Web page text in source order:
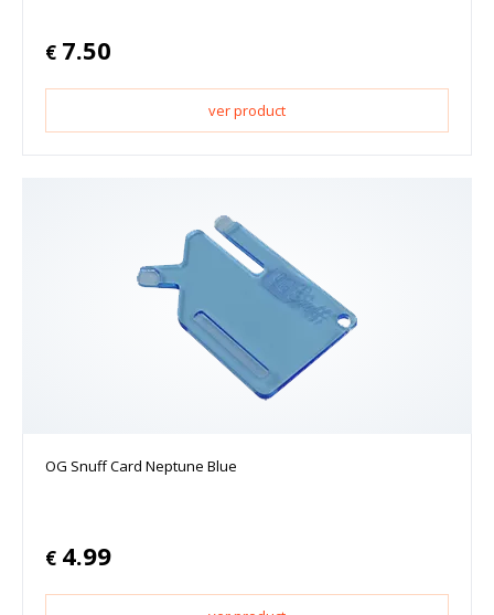
€ 7.50
ver product
OG Snuff Card Neptune Blue
€ 4.99